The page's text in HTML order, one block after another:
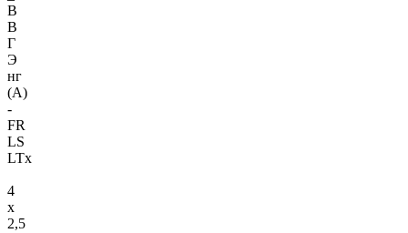
В
В
Г
Э
нг
(A)
-
FR
LS
LTx
4
х
2,5